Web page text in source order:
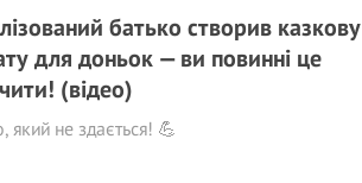
батько створив казкову
для доньок — ви повинні це
(відео)
який не здається! 💪